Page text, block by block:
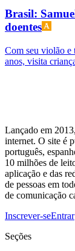
Brasil:
doentes
Com seu violão e
anos, visita
Lançado em
internet. O site é
português,
10 milhões de
aplicação e das
de pessoas em
de comunicação
Inscrever-seEntrar
Seções